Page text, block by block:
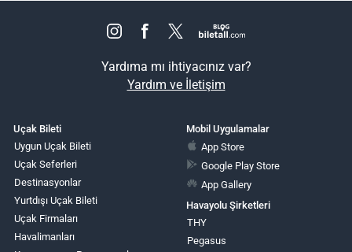
Yardıma mı ihtiyacınız var?
Yardım ve İletişim
Uçak Bileti
Uygun Uçak Bileti
Uçak Seferleri
Destinasyonlar
Yurtdışı Uçak Bileti
Uçak Firmaları
Havalimanları
Mobil Uygulamalar
App Store
Google Play Store
App Gallery
Havayolu Şirketleri
THY
Pegasus